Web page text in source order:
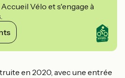
Vélo et s'engage à
en 2020, avec une entrée